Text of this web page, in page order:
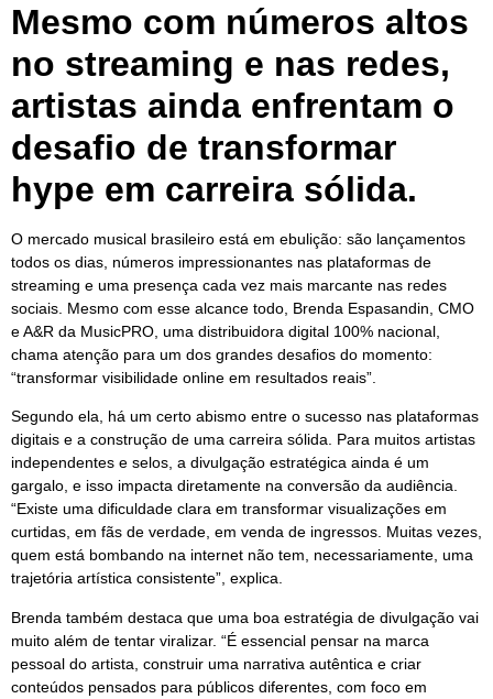
Mesmo com números altos
no streaming e nas redes,
artistas ainda enfrentam o
desafio de transformar
hype em carreira sólida.
O mercado musical brasileiro está em ebulição: são lançamentos
todos os dias, números impressionantes nas plataformas de
streaming e uma presença cada vez mais marcante nas redes
sociais. Mesmo com esse alcance todo, Brenda Espasandin, CMO
e A&R da MusicPRO, uma distribuidora digital 100% nacional,
chama atenção para um dos grandes desafios do momento:
“transformar visibilidade online em resultados reais”.
Segundo ela, há um certo abismo entre o sucesso nas plataformas
digitais e a construção de uma carreira sólida. Para muitos artistas
independentes e selos, a divulgação estratégica ainda é um
gargalo, e isso impacta diretamente na conversão da audiência.
“Existe uma dificuldade clara em transformar visualizações em
curtidas, em fãs de verdade, em venda de ingressos. Muitas vezes,
quem está bombando na internet não tem, necessariamente, uma
trajetória artística consistente”, explica.
Brenda também destaca que uma boa estratégia de divulgação vai
muito além de tentar viralizar. “É essencial pensar na marca
pessoal do artista, construir uma narrativa autêntica e criar
conteúdos pensados para públicos diferentes, com foco em